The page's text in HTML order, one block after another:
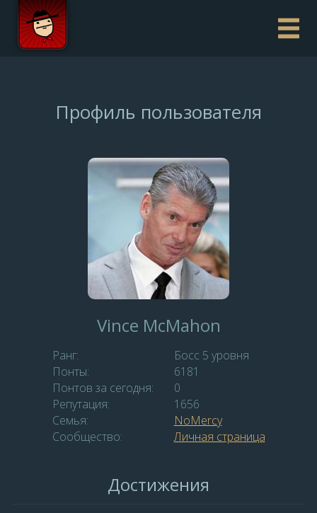
Профиль пользователя
Vince McMahon
Ранг:
Босс 5 уровня
Понты:
6181
Понтов за сегодня:
0
Репутация:
1656
Семья:
NoMercy
Сообщество:
Личная страница
Достижения